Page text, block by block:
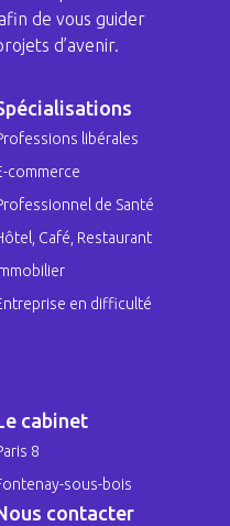
de vous guider
d’avenir.
libérales
commerce
de Santé
Café, Restaurant
en difficulté
cabinet
8
sous-bois
contacter